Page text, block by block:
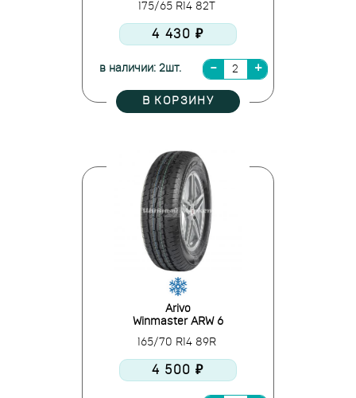
175/65 R14 82T
4 430 ₽
в наличии: 2шт.
В КОРЗИНУ
Arivo
Winmaster ARW 6
165/70 R14 89R
4 500 ₽